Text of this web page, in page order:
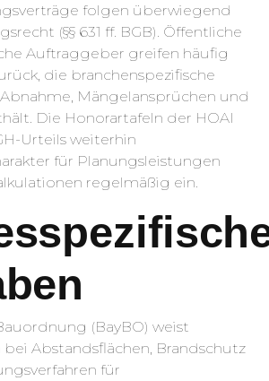
folgen überwiegend
(§§ 631 ff. BGB). Öffentliche
Auftraggeber greifen häufig
die branchenspezifische
Mängelansprüchen und
Die Honorartafeln der HOAI
Urteils weiterhin
für Planungsleistungen
regelmäßig ein.
(BayBO) weist
Abstandsflächen, Brandschutz
für